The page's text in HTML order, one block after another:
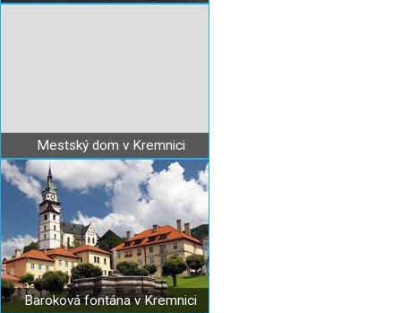
Mestský dom v Kremnici
Baroková fontána v Kremnici